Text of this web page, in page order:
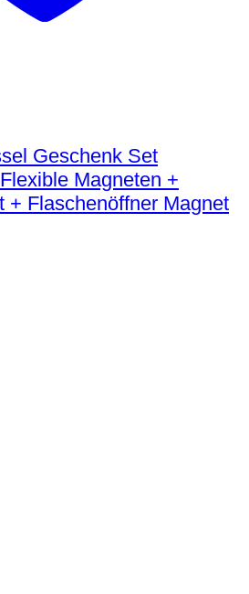
Geschenk Set
Magneten +
+ Flaschenöffner Magnet